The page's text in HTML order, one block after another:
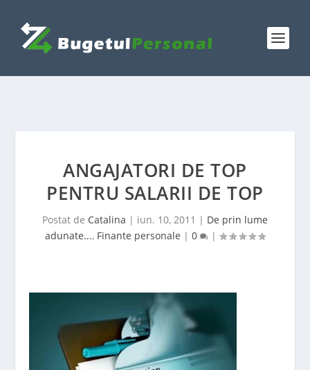
ANGAJATORI DE TOP
PENTRU SALARII DE TOP
Postat de Catalina | iun. 10, 2011 | De prin lume
adunate..., Finante personale | 0 |